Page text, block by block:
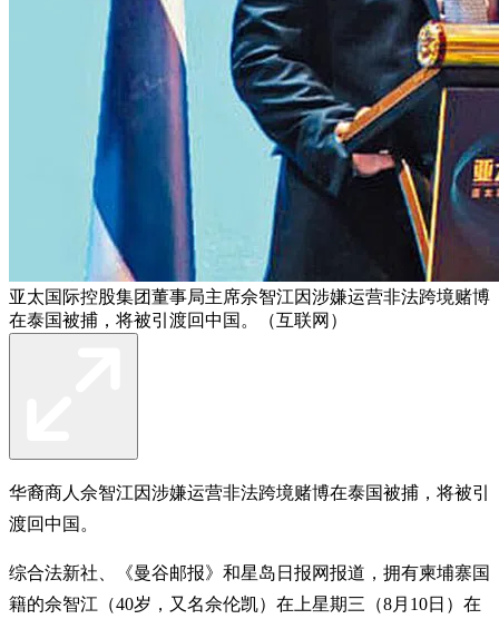
亚太国际控股集团董事局主席佘智江因涉嫌运营非法跨境赌博
在泰国被捕，将被引渡回中国。（互联网）
华裔商人佘智江因涉嫌运营非法跨境赌博在泰国被捕，将被引
渡回中国。
综合法新社、《曼谷邮报》和星岛日报网报道，拥有柬埔寨国
籍的佘智江（40岁，又名佘伦凯）在上星期三（8月10日）在